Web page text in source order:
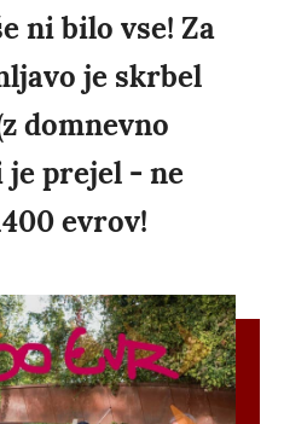
ni bilo vse! Za
je skrbel
domnevno
je prejel - ne
evrov!